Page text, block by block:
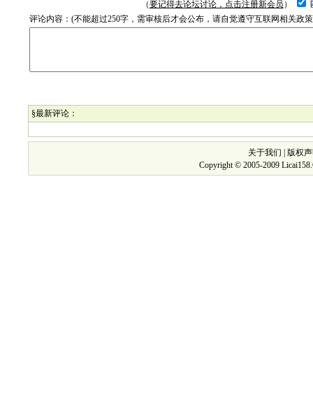
（要记得去论坛讨论，点击注册新会员 ）
评论内容：(不能超过250字，需审核后才会公布，请自觉遵守互联网相关政
§最新评论：
关于我们
版权
Copyright © 2005-2009